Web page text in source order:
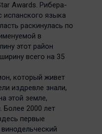
Awards. Рибера-
испанского языка
раскинулась по
в
этот район
всего на 35
который живет
издревле знали,
этой земле,
Более 2000 лет
первые